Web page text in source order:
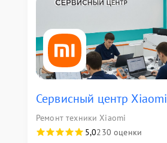
Сервисный центр Xiaomi
Ремонт техники Xiaomi
5,0230 оценки